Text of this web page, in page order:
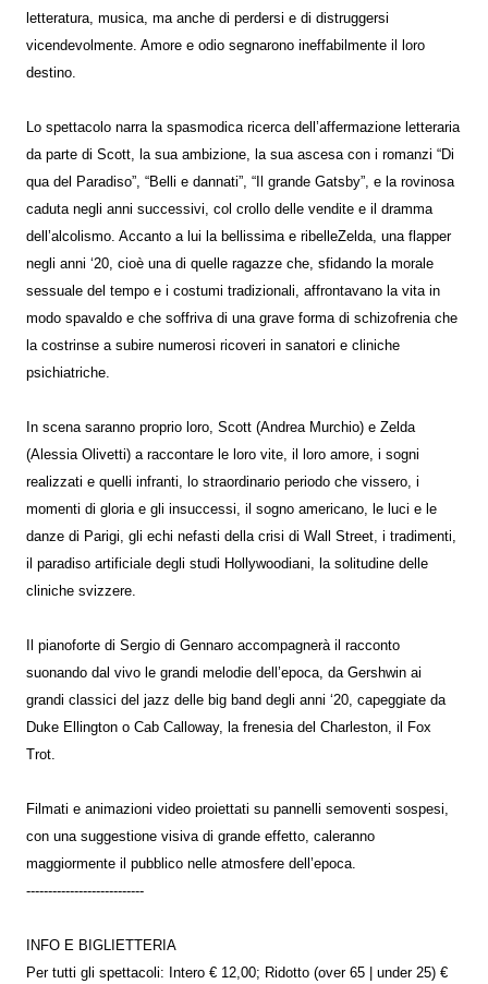
letteratura, musica, ma anche di perdersi e di distruggersi
vicendevolmente. Amore e odio segnarono ineffabilmente il loro
destino.
Lo spettacolo narra la spasmodica ricerca dell’affermazione letteraria
da parte di Scott, la sua ambizione, la sua ascesa con i romanzi “Di
qua del Paradiso”, “Belli e dannati”, “Il grande Gatsby”, e la rovinosa
caduta negli anni successivi, col crollo delle vendite e il dramma
dell’alcolismo. Accanto a lui la bellissima e ribelleZelda, una flapper
negli anni ‘20, cioè una di quelle ragazze che, sfidando la morale
sessuale del tempo e i costumi tradizionali, affrontavano la vita in
modo spavaldo e che soffriva di una grave forma di schizofrenia che
la costrinse a subire numerosi ricoveri in sanatori e cliniche
psichiatriche.
In scena saranno proprio loro, Scott (Andrea Murchio) e Zelda
(Alessia Olivetti) a raccontare le loro vite, il loro amore, i sogni
realizzati e quelli infranti, lo straordinario periodo che vissero, i
momenti di gloria e gli insuccessi, il sogno americano, le luci e le
danze di Parigi, gli echi nefasti della crisi di Wall Street, i tradimenti,
il paradiso artificiale degli studi Hollywoodiani, la solitudine delle
cliniche svizzere.
Il pianoforte di Sergio di Gennaro accompagnerà il racconto
suonando dal vivo le grandi melodie dell’epoca, da Gershwin ai
grandi classici del jazz delle big band degli anni ‘20, capeggiate da
Duke Ellington o Cab Calloway, la frenesia del Charleston, il Fox
Trot.
Filmati e animazioni video proiettati su pannelli semoventi sospesi,
con una suggestione visiva di grande effetto, caleranno
maggiormente il pubblico nelle atmosfere dell’epoca.
---------------------------
INFO E BIGLIETTERIA
Per tutti gli spettacoli: Intero € 12,00; Ridotto (over 65 | under 25) €